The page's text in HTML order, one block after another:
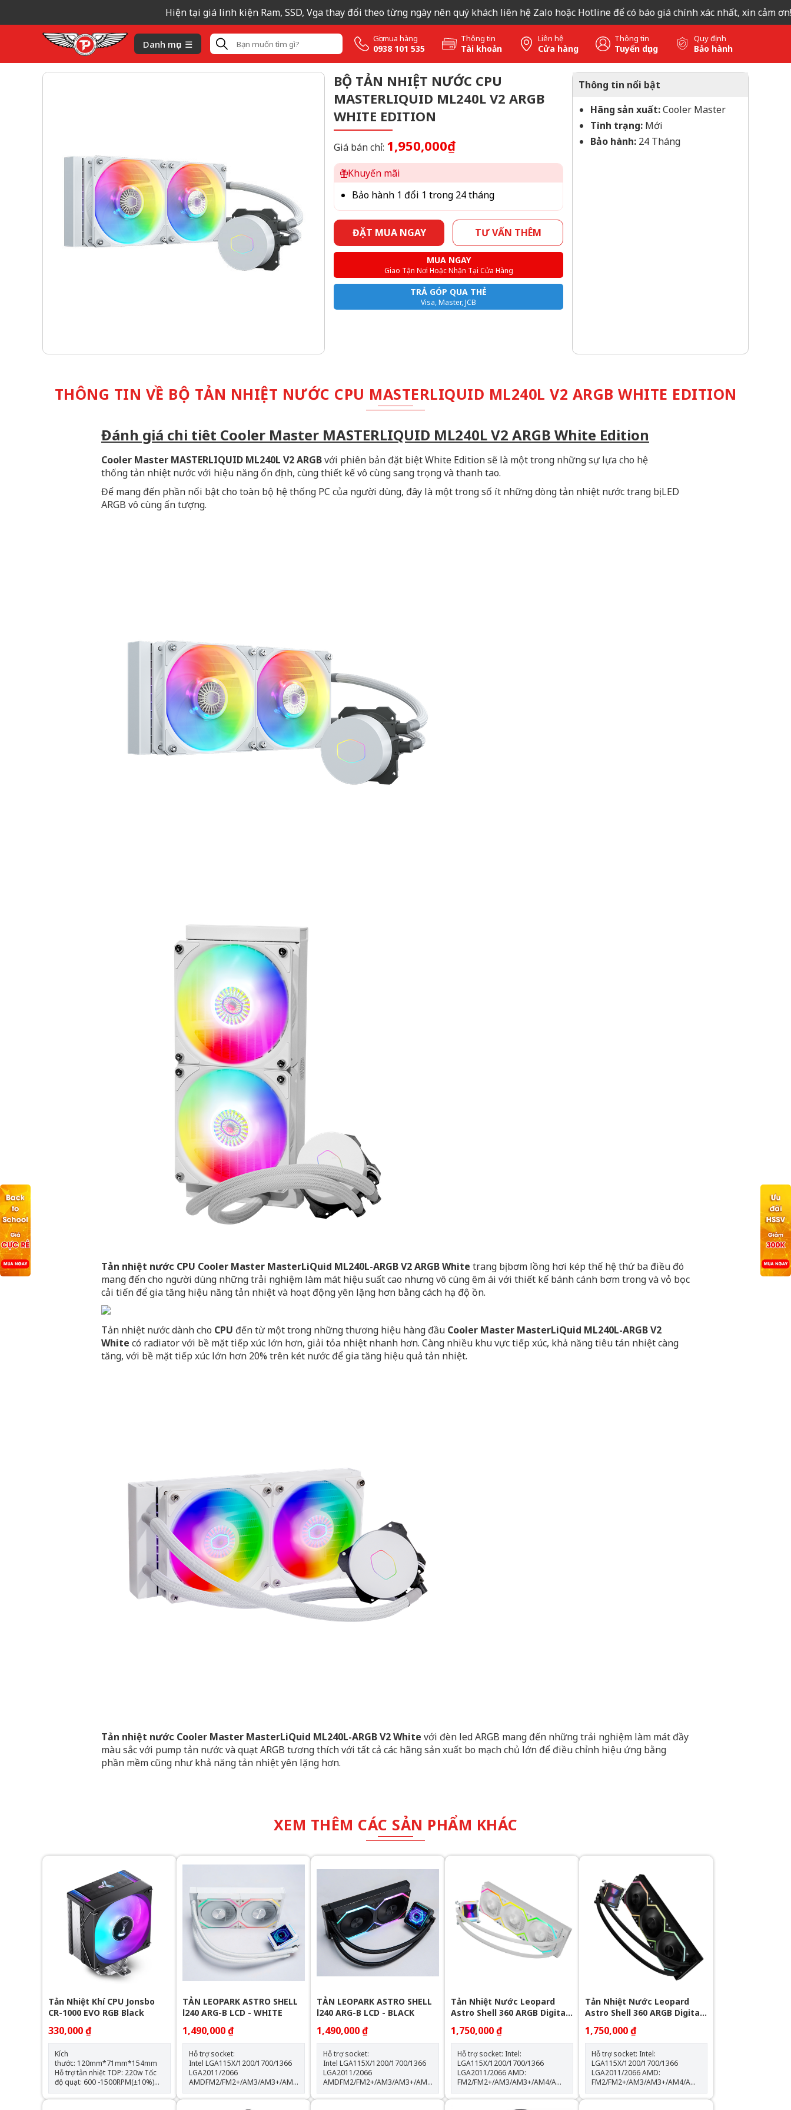
Hiện tại giá linh kiện Ram, SSD, Vga thay đổi theo từng ngày nên quý khách liên hệ Zalo hoặc Hotline để có báo giá chính xác nhất, xin cảm ơn!
Danh mục Gọi mua hàng
0938 101 535
Thông tin
Tài khoản
Liên hệ
Cửa hàng
Thông tin
Tuyển dụng
Quy định
Bảo hành
BỘ TẢN NHIỆT NƯỚC CPU
MASTERLIQUID ML240L V2 ARGB
WHITE EDITION
Giá bán chỉ: 1,950,000₫
Khuyến mãi
Bảo hành 1 đổi 1 trong 24 tháng
ĐẶT MUA NGAY TƯ VẤN THÊM
MUA NGAY
Giao Tận Nơi Hoặc Nhận Tại Cửa Hàng
TRẢ GÓP QUA THẺ
Visa, Master, JCB
Thông tin nổi bật
Hãng sản xuất:Cooler Master
Tình trạng: Mới
Bảo hành: 24 Tháng
THÔNG TIN VỀ BỘ TẢN NHIỆT NƯỚC CPU MASTERLIQUID ML240L V2 ARGB WHITE EDITION
Đánh giá chi tiêt Cooler Master MASTERLIQUID ML240L V2 ARGB White Edition
Cooler Master MASTERLIQUID ML240L V2 ARGBvới phiên bản đặt biệt White Edition sẽ là một trong những sự lựa cho hệ
thống tản nhiệt nước với hiệu năng ổn định, cùng thiết kế vô cùng sang trọng và thanh tao.
Để mang đến phần nổi bật cho toàn bộ hệ thống PC của người dùng, đây là một trong số ít những dòng tản nhiệt nước trang bị LED
ARGB vô cùng ấn tượng.
Tản nhiệt nước CPU Cooler Master MasterLiQuid ML240L-ARGB V2 ARGB White trang bị bơm lồng hơi kép thế hệ thứ ba điều đó
mang đến cho người dùng những trải nghiệm làm mát hiệu suất cao nhưng vô cùng êm ái với thiết kế bánh cánh bơm trong và vỏ bọc
cải tiến để gia tăng hiệu năng tản nhiệt và hoạt động yên lặng hơn bằng cách hạ độ ồn.
Tản nhiệt nước dành cho CPU đến từ một trong những thương hiệu hàng đầu Cooler Master MasterLiQuid ML240L-ARGB V2
White có radiator với bề mặt tiếp xúc lớn hơn, giải tỏa nhiệt nhanh hơn. Càng nhiều khu vực tiếp xúc, khả năng tiêu tán nhiệt càng
tăng, với bề mặt tiếp xúc lớn hơn 20% trên két nước để gia tăng hiệu quả tản nhiệt.
Tản nhiệt nước Cooler Master MasterLiQuid ML240L-ARGB V2 White với đèn led ARGB mang đến những trải nghiệm làm mát đầy
màu sắc với pump tản nước và quạt ARGB tương thích với tất cả các hãng sản xuất bo mạch chủ lớn để điều chỉnh hiệu ứng bằng
phần mềm cũng như khả năng tản nhiệt yên lặng hơn.
XEM THÊM CÁC SẢN PHẨM KHÁC
Tản Nhiệt Khí CPU Jonsbo
CR-1000 EVO RGB Black
330,000 ₫
Kích
thước: 120mm*71mm*154mm
Hỗ trợ tản nhiệt TDP: 220w Tốc
độ quạt: 600 -1500RPM(±10%)
Hỗ trợ Socket LGA 1700 & AM5
Trang bị 4 ống đồng dẫn nhiệt
TẢN LEOPARK ASTRO SHELL
l240 ARG-B LCD - WHITE
1,490,000 ₫
Hỗ trợ socket:
Intel LGA115X/1200/1700/1366
LGA2011/2066
AMDFM2/FM2+/AM3/AM3+/AM4/AM5
Thông số kỹ thuật: Kích thước
quạt: 120*120*25mm Tốc độ
TẢN LEOPARK ASTRO SHELL
l240 ARG-B LCD - BLACK
1,490,000 ₫
Hỗ trợ socket:
Intel LGA115X/1200/1700/1366
LGA2011/2066
AMDFM2/FM2+/AM3/AM3+/AM4/AM5
Thông số kỹ thuật: Kích thước
quạt: 120*120*25mm Tốc độ
Tản Nhiệt Nước Leopard
Astro Shell 360 ARGB Digital
1,750,000 ₫
Hỗ trợ socket: Intel:
LGA115X/1200/1700/1366
LGA2011/2066 AMD:
FM2/FM2+/AM3/AM3+/AM4/AM5
Kích thước khối rad:
397*120*60.5mm Kích thước
Tản Nhiệt Nước Leopard
Astro Shell 360 ARGB Digital
1,750,000 ₫
Hỗ trợ socket: Intel:
LGA115X/1200/1700/1366
LGA2011/2066 AMD:
FM2/FM2+/AM3/AM3+/AM4/AM5
Kích thước khối rad:
397*120*60.5mm Kích thước